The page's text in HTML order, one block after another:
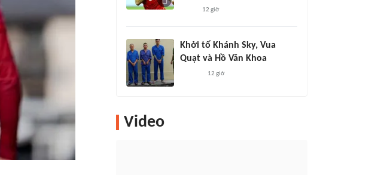
12 giờ
Khởi tố Khánh Sky, Vua
Quạt và Hồ Văn Khoa
12 giờ
Video